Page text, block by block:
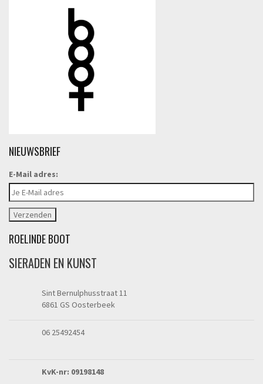
NIEUWSBRIEF
E-Mail adres:
ROELINDE BOOT
SIERADEN EN KUNST
Sint Bernulphusstraat 11
6861 GS Oosterbeek
06 25492454
KvK-nr: 09198148